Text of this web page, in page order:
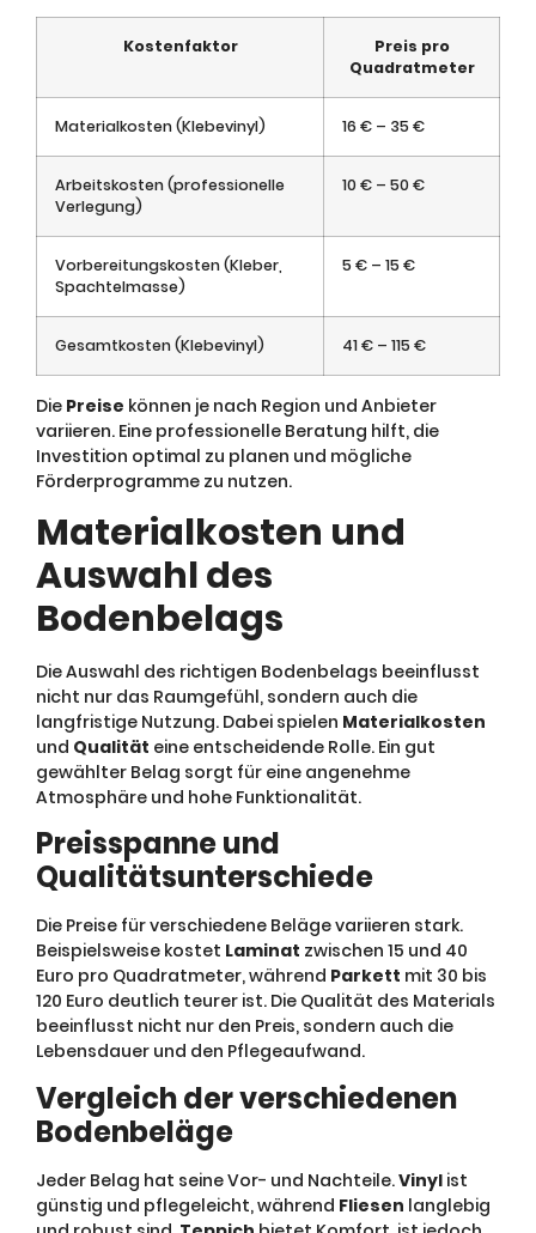
Kostenfaktor
Preis pro
Quadratmeter
Materialkosten (Klebevinyl) 16 € – 35 €
Arbeitskosten (professionelle
Verlegung)
10 € – 50 €
Vorbereitungskosten (Kleber,
Spachtelmasse)
5 € – 15 €
Gesamtkosten (Klebevinyl) 41 € – 115 €
Die Preise können je nach Region und Anbieter
variieren. Eine professionelle Beratung hilft, die
Investition optimal zu planen und mögliche
Förderprogramme zu nutzen.
Materialkosten und
Auswahl des
Bodenbelags
Die Auswahl des richtigen Bodenbelags beeinflusst
nicht nur das Raumgefühl, sondern auch die
langfristige Nutzung. Dabei spielen Materialkosten
und Qualität eine entscheidende Rolle. Ein gut
gewählter Belag sorgt für eine angenehme
Atmosphäre und hohe Funktionalität.
Preisspanne und
Qualitätsunterschiede
Die Preise für verschiedene Beläge variieren stark.
Beispielsweise kostet Laminat zwischen 15 und 40
Euro pro Quadratmeter, während Parkett mit 30 bis
120 Euro deutlich teurer ist. Die Qualität des Materials
beeinflusst nicht nur den Preis, sondern auch die
Lebensdauer und den Pflegeaufwand.
Vergleich der verschiedenen
Bodenbeläge
Jeder Belag hat seine Vor- und Nachteile.Vinyl ist
günstig und pflegeleicht, während Fliesen langlebig